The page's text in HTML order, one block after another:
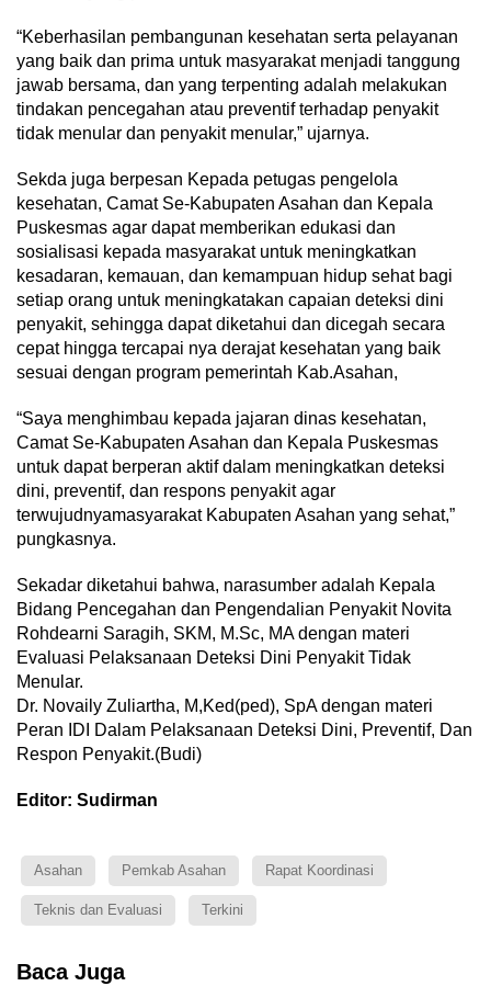
“Keberhasilan pembangunan kesehatan serta pelayanan
yang baik dan prima untuk masyarakat menjadi tanggung
jawab bersama, dan yang terpenting adalah melakukan
tindakan pencegahan atau preventif terhadap penyakit
tidak menular dan penyakit menular,” ujarnya.
Sekda juga berpesan Kepada petugas pengelola
kesehatan, Camat Se-Kabupaten Asahan dan Kepala
Puskesmas agar dapat memberikan edukasi dan
sosialisasi kepada masyarakat untuk meningkatkan
kesadaran, kemauan, dan kemampuan hidup sehat bagi
setiap orang untuk meningkatakan capaian deteksi dini
penyakit, sehingga dapat diketahui dan dicegah secara
cepat hingga tercapai nya derajat kesehatan yang baik
sesuai dengan program pemerintah Kab.Asahan,
“Saya menghimbau kepada jajaran dinas kesehatan,
Camat Se-Kabupaten Asahan dan Kepala Puskesmas
untuk dapat berperan aktif dalam meningkatkan deteksi
dini, preventif, dan respons penyakit agar
terwujudnyamasyarakat Kabupaten Asahan yang sehat,”
pungkasnya.
Sekadar diketahui bahwa, narasumber adalah Kepala
Bidang Pencegahan dan Pengendalian Penyakit Novita
Rohdearni Saragih, SKM, M.Sc, MA dengan materi
Evaluasi Pelaksanaan Deteksi Dini Penyakit Tidak
Menular.
Dr. Novaily Zuliartha, M,Ked(ped), SpA dengan materi
Peran IDI Dalam Pelaksanaan Deteksi Dini, Preventif, Dan
Respon Penyakit.(Budi)
Editor: Sudirman
Asahan Pemkab Asahan Rapat Koordinasi
Teknis dan Evaluasi Terkini
Baca Juga